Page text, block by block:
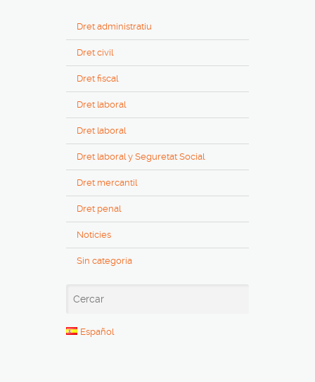
Dret administratiu
Dret civil
Dret fiscal
Dret laboral
Dret laboral
Dret laboral y Seguretat Social
Dret mercantil
Dret penal
Notícies
Sin categoría
Español